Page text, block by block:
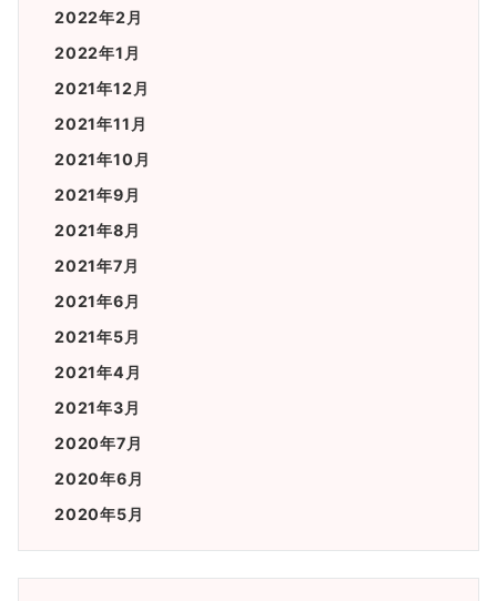
2022年2月
2022年1月
2021年12月
2021年11月
2021年10月
2021年9月
2021年8月
2021年7月
2021年6月
2021年5月
2021年4月
2021年3月
2020年7月
2020年6月
2020年5月